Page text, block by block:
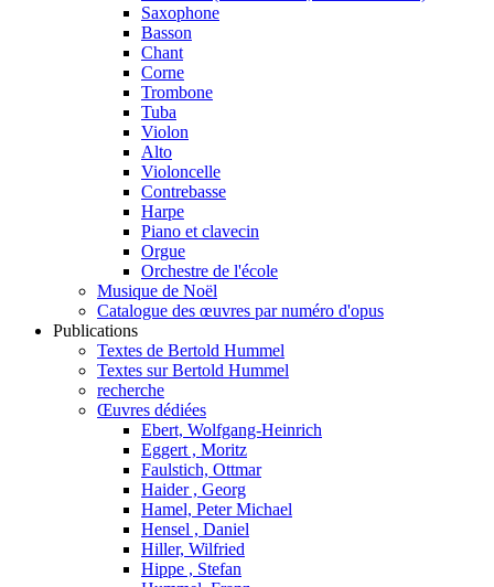
Saxophone
Basson
Chant
Corne
Trombone
Tuba
Violon
Alto
Violoncelle
Contrebasse
Harpe
Piano et clavecin
Orgue
Orchestre de l'école
Musique de Noël
Catalogue des œuvres par numéro d'opus
Publications
Textes de Bertold Hummel
Textes sur Bertold Hummel
recherche
Œuvres dédiées
Ebert, Wolfgang-Heinrich
Eggert , Moritz
Faulstich, Ottmar
Haider , Georg
Hamel, Peter Michael
Hensel , Daniel
Hiller, Wilfried
Hippe , Stefan